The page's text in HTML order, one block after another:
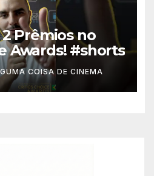
Prêmios no
Awards! #shorts
COISA DE CINEMA